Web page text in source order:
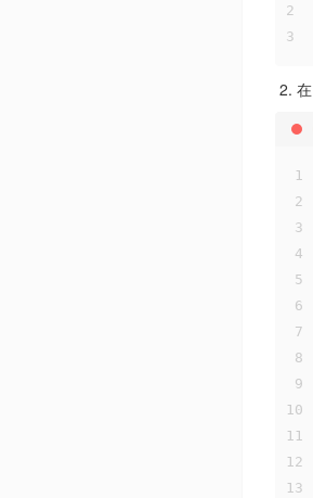
2
3
在
1
2
3
4
5
6
7
8
9
10
11
12
13